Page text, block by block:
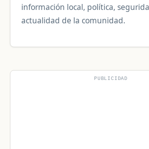
información local, política,
actualidad de la comunidad.
PUBLICIDAD